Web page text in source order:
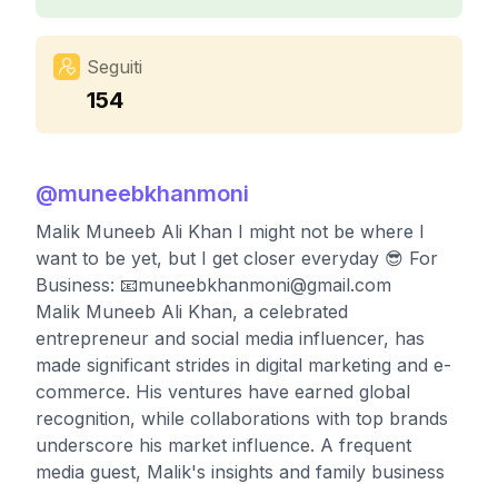
Seguiti
154
@muneebkhanmoni
Malik Muneeb Ali Khan I might not be where I
want to be yet, but I get closer everyday 😎 For
Business: 📧muneebkhanmoni@gmail.com
Malik Muneeb Ali Khan, a celebrated
entrepreneur and social media influencer, has
made significant strides in digital marketing and e-
commerce. His ventures have earned global
recognition, while collaborations with top brands
underscore his market influence. A frequent
media guest, Malik's insights and family business